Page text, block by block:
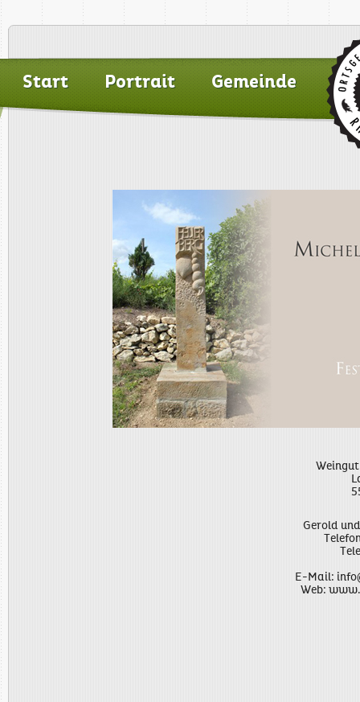
Start Portrait Gemeinde
Gerold
E-Mail:
Web: